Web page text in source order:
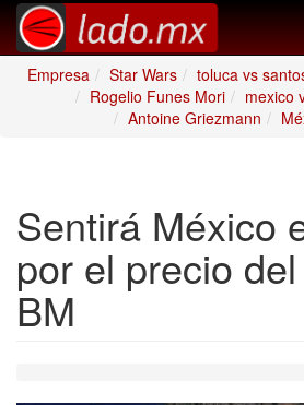
Empresa
Star Wars toluca vs
Rogelio Funes Mori
mexico
Antoine Griezmann
Sentirá México
por el precio
BM